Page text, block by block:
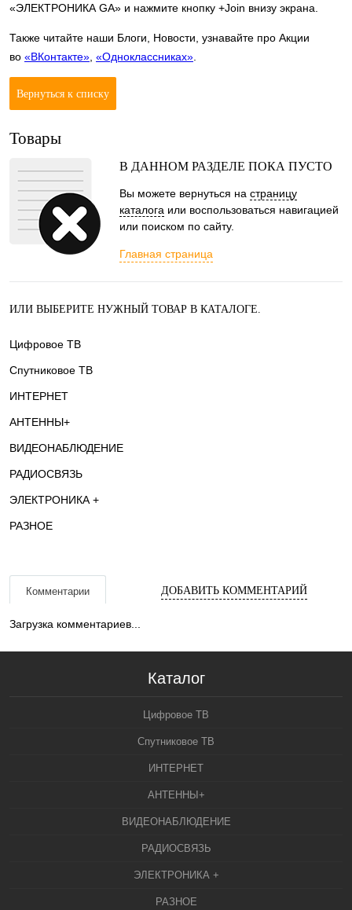
«ЭЛЕКТРОНИКА GA» и нажмите кнопку +Join внизу экрана.
Также читайте наши Блоги, Новости, узнавайте про Акции
во «ВКонтакте» «Одноклассниках»
Вернуться к списку
Товары
В ДАННОМ РАЗДЕЛЕ ПОКА ПУСТО
Вы можете вернуться на страницу
каталога или воспользоваться навигацией
или поиском по сайту.
Главная страница
ИЛИ ВЫБЕРИТЕ НУЖНЫЙ ТОВАР В КАТАЛОГЕ.
Цифровое ТВ
Спутниковое ТВ
ИНТЕРНЕТ
АНТЕННЫ+
ВИДЕОНАБЛЮДЕНИЕ
РАДИОСВЯЗЬ
ЭЛЕКТРОНИКА +
РАЗНОЕ
Комментарии ДОБАВИТЬ КОММЕНТАРИЙ
Загрузка комментариев...
Каталог
Цифровое ТВ
Спутниковое ТВ
ИНТЕРНЕТ
АНТЕННЫ+
ВИДЕОНАБЛЮДЕНИЕ
РАДИОСВЯЗЬ
ЭЛЕКТРОНИКА +
РАЗНОЕ